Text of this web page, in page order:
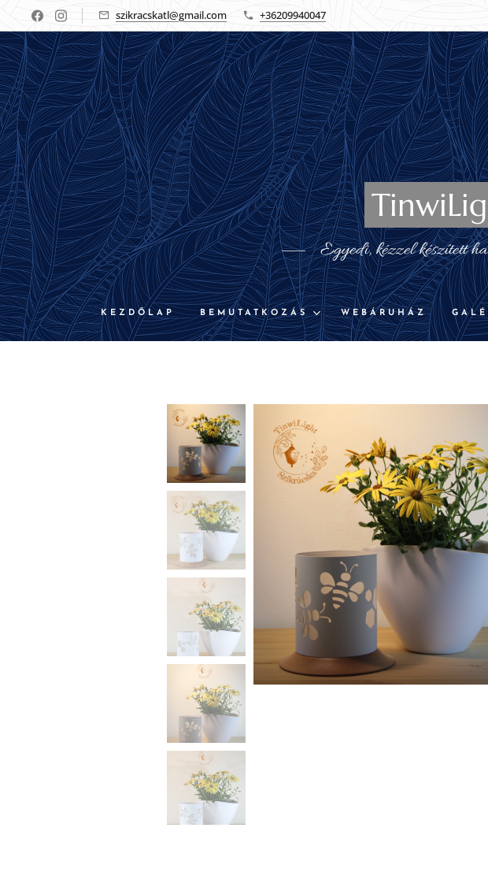
szikracskatl@gmail.com +36209940047
Egyedi, kézzel készített
KEZDŐLAP BEMUTATKOZÁS WEBÁRUHÁZ